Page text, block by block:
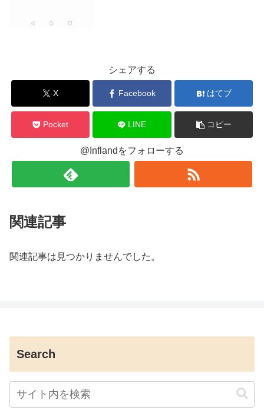
シェアする
X Facebook はてブ
Pocket LINE コピー
@Inflandをフォローする
関連記事
関連記事は見つかりませんでした。
Search